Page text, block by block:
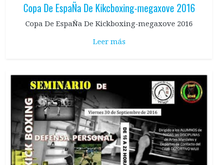
Copa De EspaÑa De Kikcboxing-megaxove 2016
Copa De EspaÑa De Kickboxing-megaxove 2016
Leer más